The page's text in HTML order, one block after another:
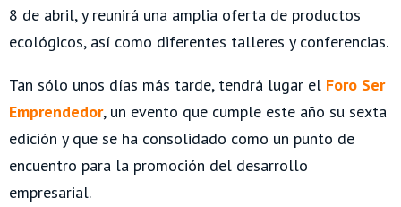
8 de abril, y reunirá una amplia oferta de productos
ecológicos, así como diferentes talleres y conferencias.
Tan sólo unos días más tarde, tendrá lugar el Foro Ser
Emprendedor, un evento que cumple este año su sexta
edición y que se ha consolidado como un punto de
encuentro para la promoción del desarrollo
empresarial.